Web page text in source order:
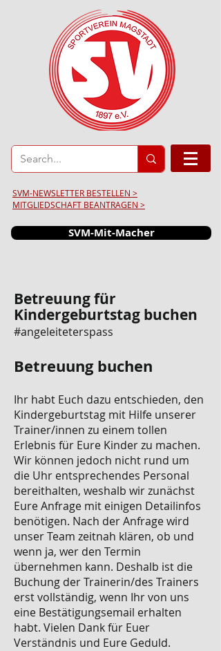
SVM-NEWSLETTER BESTELLEN >
MITGLIEDSCHAFT BEANTRAGEN >
SVM-Mit-Macher
Betreuung für
Kindergeburtstag buchen
#angeleiteterspass
Betreuung buchen
Ihr habt Euch dazu entschieden, den
Kindergeburtstag mit Hilfe unserer
Trainer/innen zu einem tollen
Erlebnis für Eure Kinder zu machen.
Wir können jedoch nicht rund um
die Uhr entsprechendes Personal
bereithalten, weshalb wir zunächst
Eure Anfrage mit einigen Detailinfos
benötigen. Nach der Anfrage wird
unser Team zeitnah klären, ob und
wenn ja, wer den Termin
übernehmen kann. Deshalb ist die
Buchung der Trainerin/des Trainers
erst vollständig, wenn Ihr von uns
eine Bestätigungsemail erhalten
habt. Vielen Dank für Euer
Verständnis und Eure Geduld.